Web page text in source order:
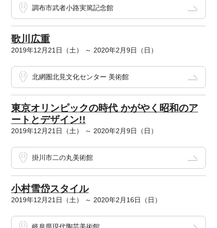
調布市武者小路実篤記念館
歌川広重
2019年12月21日（土） ～ 2020年2月9日（日）
北網圏北見文化センター 美術館
東京オリンピックの時代 かがやく昭和のア
ートとデザイン!!
2019年12月21日（土） ～ 2020年2月9日（日）
掛川市二の丸美術館
小村雪岱スタイル
2019年12月21日（土） ～ 2020年2月16日（日）